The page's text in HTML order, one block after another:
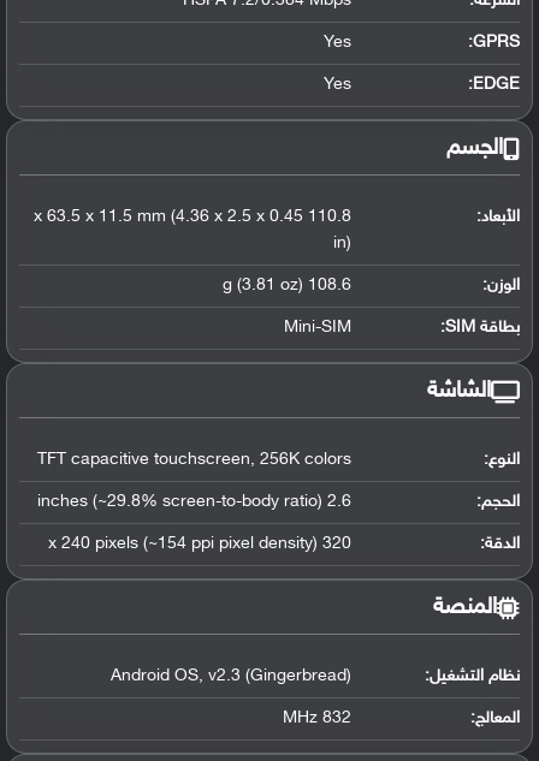
GPRS:
Yes
EDGE:
Yes
الجسم
الأبعاد:
110.8 x 63.5 x 11.5 mm (4.36 x 2.5 x 0.45
in)
الوزن: 108.6 g (3.81 oz)
بطاقة SIM: Mini-SIM
الشاشة
النوع: TFT capacitive touchscreen, 256K colors
الحجم: 2.6 inches (~29.8% screen-to-body ratio)
الدقة: 320 x 240 pixels (~154 ppi pixel density)
المنصة
نظام التشغيل:
Android OS, v2.3 (Gingerbread)
المعالج:
832 MHz